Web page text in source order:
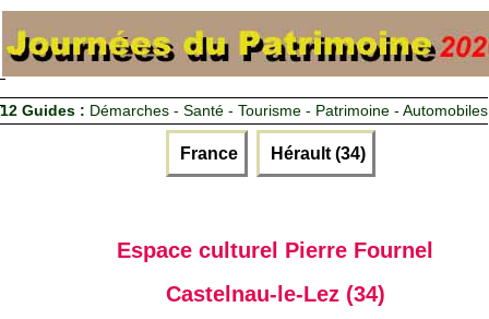
12 Guides : Démarches - Santé - Tourisme - Patrimoine - Automobiles
France Hérault (34)
Espace culturel Pierre Fournel
Castelnau-le-Lez (34)